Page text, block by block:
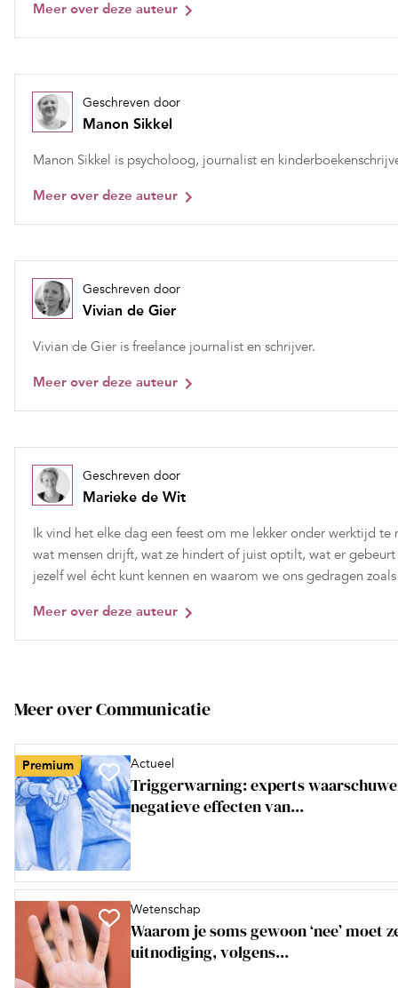
Meer over deze auteur
Geschreven door
Manon Sikkel
Manon Sikkel is psycholoog, journalist en
Meer over deze auteur
Geschreven door
Vivian de Gier
Vivian de Gier is freelance journalist en schrijver.
Meer over deze auteur
Geschreven door
Marieke de Wit
Ik vind het elke dag een feest om me lekker onder werktijd
wat mensen drijft, wat ze hindert of juist optilt, wat er
jezelf wel écht kunt kennen en waarom we ons gedragen
Meer over deze auteur
Meer over Communicatie
Premium Actueel
Triggerwarning: experts
negatieve effecten van...
Wetenschap
Waarom je soms gewoon ‘nee’ moet
uitnodiging, volgens...